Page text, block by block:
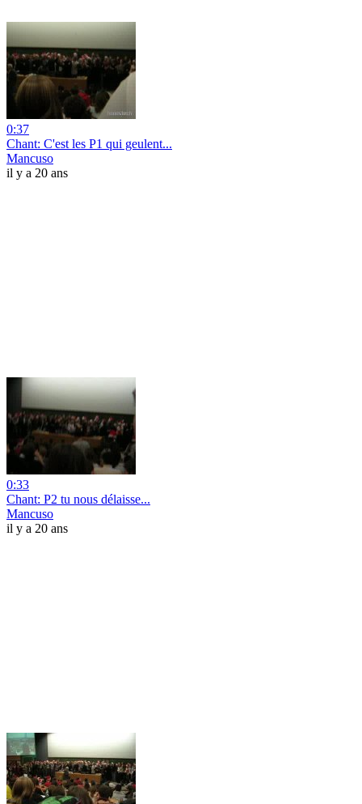
0:37
Chant: C'est les P1 qui geulent...
Mancuso
il y a 20 ans
0:33
Chant: P2 tu nous délaisse...
Mancuso
il y a 20 ans